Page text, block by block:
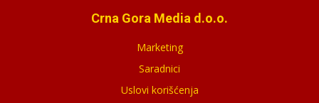
Crna Gora Media d.o.o.
Marketing
Saradnici
Uslovi korišćenja